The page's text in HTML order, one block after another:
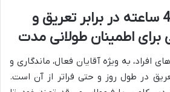
الف) محافظت 48 ساعته در برابر تعریق و
برای اطمینان طولانی مدت
افراد، به ویژه آقایان فعال، ماندگاری و
در طول روز و حتی فراتر از آن است.